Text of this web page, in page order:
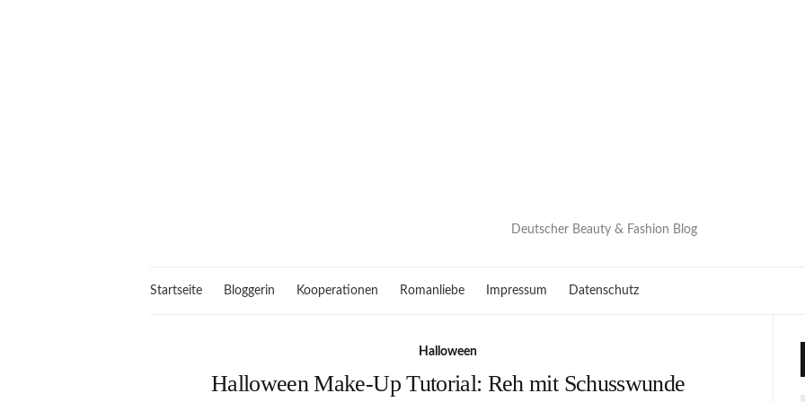
Deutscher Beauty & Fashion Blog
Startseite Bloggerin Kooperationen Romanliebe Impressum Datenschutz
Halloween
Halloween Make-Up Tutorial: Reh mit Schusswunde